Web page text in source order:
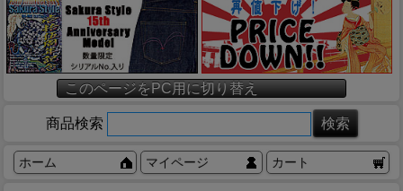
このページをPC用に切り替え
商品検索
ホーム マイページ カート